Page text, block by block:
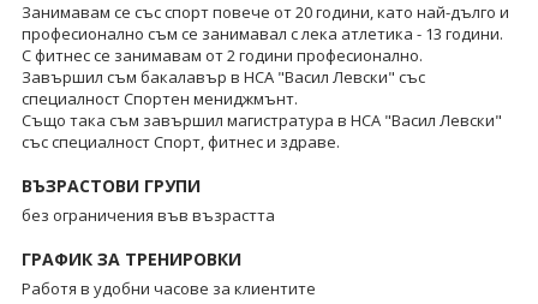
Занимавам се със спорт повече от 20 години, като най-дълго и
професионално съм се занимавал с лека атлетика - 13 години.
С фитнес се занимавам от 2 години професионално.
Завършил съм бакалавър в НСА "Васил Левски" със
специалност Спортен мениджмънт.
Също така съм завършил магистратура в НСА "Васил Левски"
със специалност Спорт, фитнес и здраве.
ВЪЗРАСТОВИ ГРУПИ
без ограничения във възрастта
ГРАФИК ЗА ТРЕНИРОВКИ
Работя в удобни часове за клиентите